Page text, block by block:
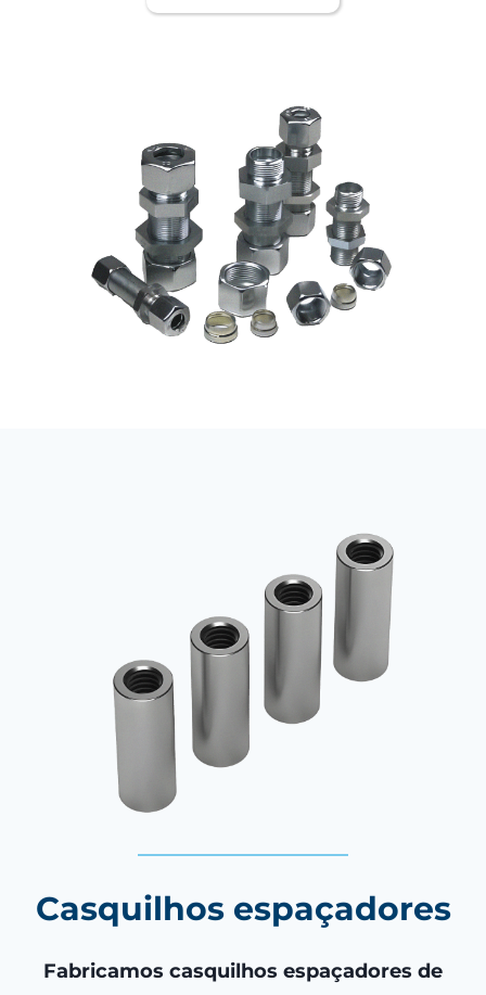
Casquilhos espaçadores
Fabricamos casquilhos espaçadores de